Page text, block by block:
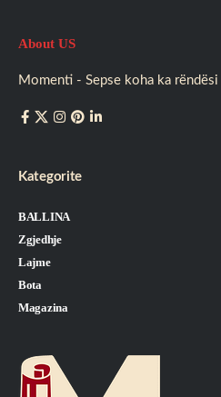
About US
Momenti - Sepse koha ka rëndësi
Kategorite
BALLINA
Zgjedhje
Lajme
Bota
Magazina